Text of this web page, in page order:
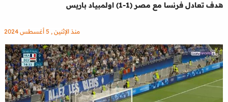
هدف تعادل فرنسا مع مصر (1-1) اولمبياد باريس
منذ الإثنين , 5 أغسطس 2024